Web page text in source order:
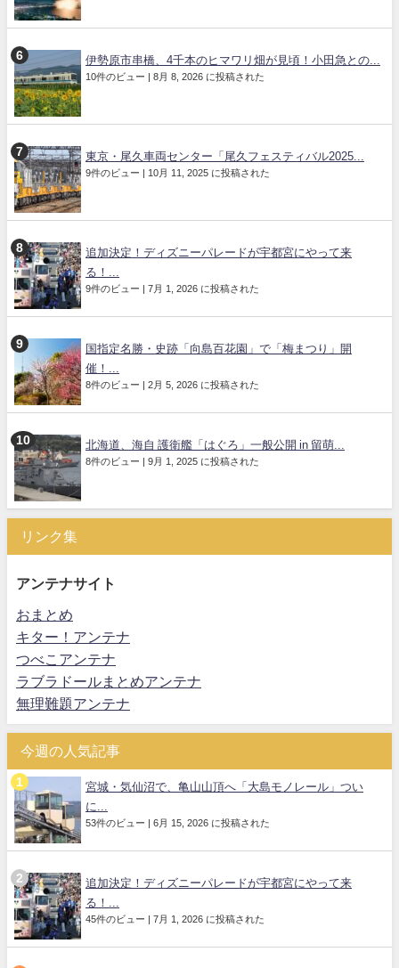
伊勢原市串橋、4千本のヒマワリ畑が見頃！小田急との...
10件のビュー | 8月 8, 2026 に投稿された
東京・尾久車両センター「尾久フェスティバル2025...
9件のビュー | 10月 11, 2025 に投稿された
追加決定！ディズニーパレードが宇都宮にやって来
る！...
9件のビュー | 7月 1, 2026 に投稿された
国指定名勝・史跡「向島百花園」で「梅まつり」開
催！...
8件のビュー | 2月 5, 2026 に投稿された
北海道、海自 護衛艦「はぐろ」一般公開 in 留萌...
8件のビュー | 9月 1, 2025 に投稿された
リンク集
アンテナサイト
おまとめ
キター！アンテナ
つべこアンテナ
ラブラドールまとめアンテナ
無理難題アンテナ
今週の人気記事
宮城・気仙沼で、亀山山頂へ「大島モノレール」つい
に...
53件のビュー | 6月 15, 2026 に投稿された
追加決定！ディズニーパレードが宇都宮にやって来
る！...
45件のビュー | 7月 1, 2026 に投稿された